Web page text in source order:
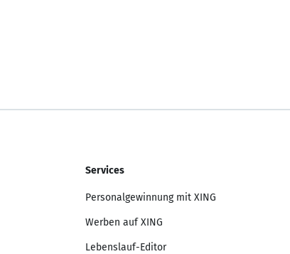
Services
Personalgewinnung mit XING
Werben auf XING
Lebenslauf-Editor